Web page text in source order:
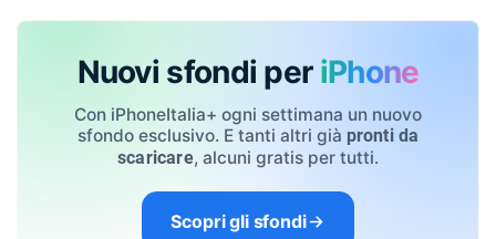
Nuovi sfondi per iPhone
Con iPhoneItalia+ ogni settimana un nuovo
sfondo esclusivo. E tanti altri già pronti da
scaricare, alcuni gratis per tutti.
Scopri gli sfondi